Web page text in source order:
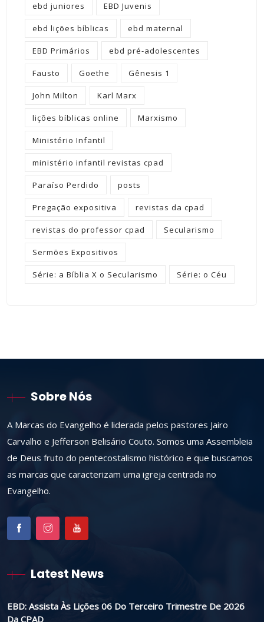
ebd juniores EBD Juvenis
ebd lições bíblicas ebd maternal
EBD Primários ebd pré-adolescentes
Fausto Goethe Gênesis 1
John Milton Karl Marx
lições bíblicas online Marxismo
Ministério Infantil
ministério infantil revistas cpad
Paraíso Perdido posts
Pregação expositiva revistas da cpad
revistas do professor cpad Secularismo
Sermões Expositivos
Série: a Bíblia X o Secularismo Série: o Céu
Sobre Nós
A Marcas do Evangelho é liderada pelos pastores Jairo
Carvalho e Jefferson Belisário Couto. Somos uma Assembleia
de Deus fruto do pentecostalismo histórico e que buscamos
as marcas que caracterizam uma igreja centrada no
Evangelho.
Latest News
EBD: Assista Às Lições 06 Do Terceiro Trimestre De 2026
Da CPAD